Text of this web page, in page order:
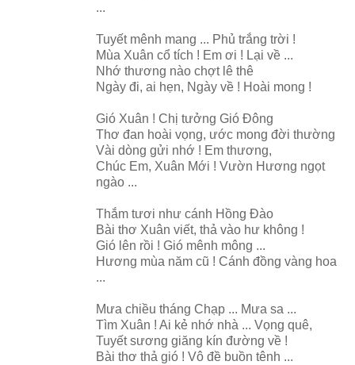
...
Tuyết mênh mang ... Phủ trắng trời !
Mùa Xuân cổ tích ! Em ơi ! Lại về ...
Nhớ thương nào chợt lê thê
Ngày đi, ai hẹn, Ngày về ! Hoài mong !
Gió Xuân ! Chị tưởng Gió Đông
Thơ đan hoài vọng, ước mong đời thường
Vài dòng gửi nhớ ! Em thương,
Chúc Em, Xuân Mới ! Vườn Hương ngọt
ngào ...
Thắm tươi như cánh Hồng Đào
Bài thơ Xuân viết, thả vào hư không !
Gió lên rồi ! Gió mênh mông ...
Hương mùa năm cũ ! Cánh đồng vàng hoa
...
Mưa chiều tháng Chạp ... Mưa sa ...
Tìm Xuân ! Ai kẻ nhớ nhà ... Vọng quê,
Tuyết sương giăng kín đường về !
Bài thơ thả gió ! Vô đề buồn tênh ...